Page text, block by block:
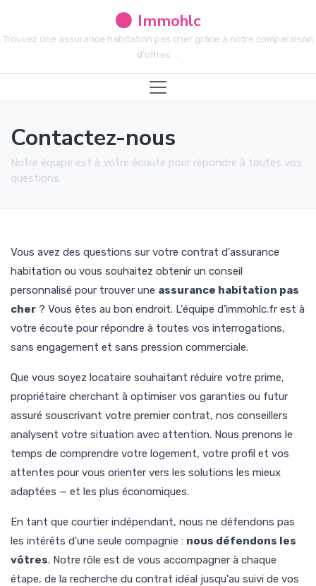
Immohlc
Trouvez une assurance habitation pas cher grâce à notre comparaison
d'offres ...
Contactez-nous
Notre équipe est à votre écoute pour répondre à toutes vos
questions
Vous avez des questions sur votre contrat d'assurance
habitation ou vous souhaitez obtenir un conseil
personnalisé pour trouver une assurance habitation pas
cher ? Vous êtes au bon endroit. L'équipe d'immohlc.fr est à
votre écoute pour répondre à toutes vos interrogations,
sans engagement et sans pression commerciale.
Que vous soyez locataire souhaitant réduire votre prime,
propriétaire cherchant à optimiser vos garanties ou futur
assuré souscrivant votre premier contrat, nos conseillers
analysent votre situation avec attention. Nous prenons le
temps de comprendre votre logement, votre profil et vos
attentes pour vous orienter vers les solutions les mieux
adaptées — et les plus économiques.
En tant que courtier indépendant, nous ne défendons pas
les intérêts d'une seule compagnie : nous défendons les
vôtres. Notre rôle est de vous accompagner à chaque
étape, de la recherche du contrat idéal jusqu'au suivi de vos